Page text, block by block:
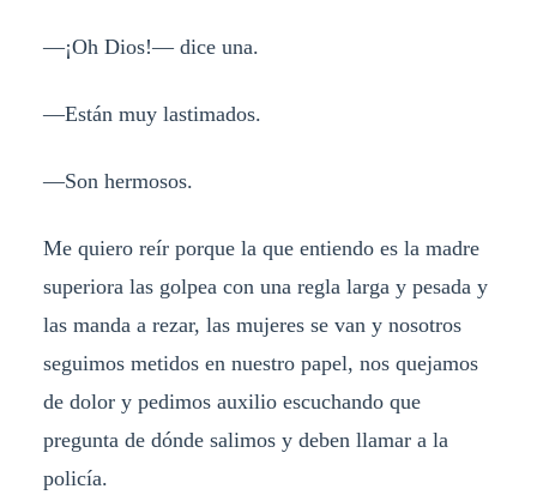
—¡Oh Dios!— dice una.
—Están muy lastimados.
—Son hermosos.
Me quiero reír porque la que entiendo es la madre
superiora las golpea con una regla larga y pesada y
las manda a rezar, las mujeres se van y nosotros
seguimos metidos en nuestro papel, nos quejamos
de dolor y pedimos auxilio escuchando que
pregunta de dónde salimos y deben llamar a la
policía.